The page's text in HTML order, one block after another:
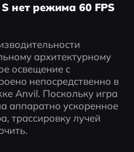
нет режима 60 FPS
архитектурному
освещение с
непосредственно в
Anvil. Поскольку игра
аппаратно ускоренное
трассировку лучей